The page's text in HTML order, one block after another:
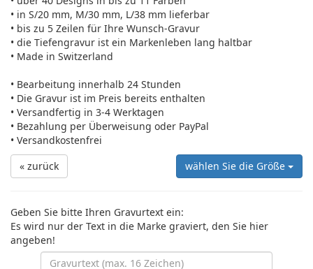
• in S/20 mm, M/30 mm, L/38 mm lieferbar
• bis zu 5 Zeilen für Ihre Wunsch-Gravur
• die Tiefengravur ist ein Markenleben lang haltbar
• Made in Switzerland
• Bearbeitung innerhalb 24 Stunden
• Die Gravur ist im Preis bereits enthalten
• Versandfertig in 3-4 Werktagen
• Bezahlung per Überweisung oder PayPal
• Versandkostenfrei
« zurück
wählen Sie die Größe
Geben Sie bitte Ihren Gravurtext ein:
Es wird nur der Text in die Marke graviert, den Sie hier
angeben!